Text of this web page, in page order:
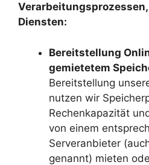
Diensten:
Bereitstellung
gemietetem
Bereitstellung
nutzen wir
Rechenkapazität
von einem
Serveranbieter
genannt) mieten